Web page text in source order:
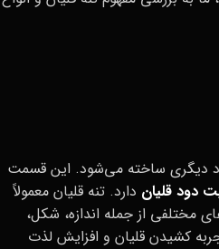
دیگری ساخته می‌شود. این قسمت
دود قلیان دارد. تنه قلیان معمولاً
از جمله اندازه، شکل،
کشیدن قلیان و افزایش لذت